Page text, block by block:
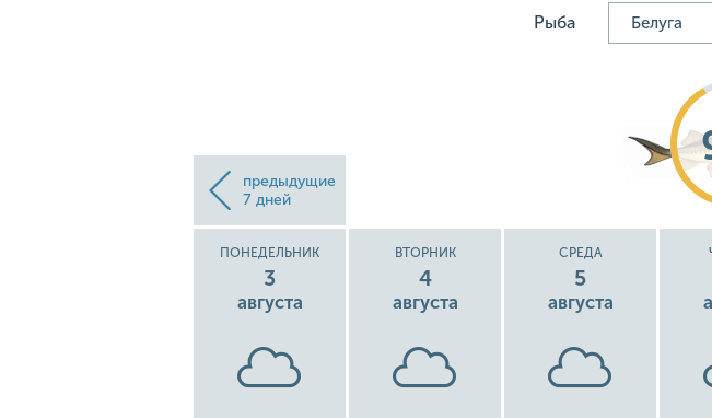
Рыба
предыдущие
7 дней
ПОНЕДЕЛЬНИК
3
августа
ВТОРНИК
4
августа
СРЕДА
5
августа